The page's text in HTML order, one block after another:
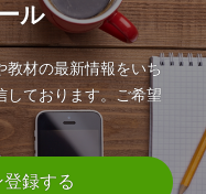
ル
教材の最新情報をいち
しております。ご希望
録する